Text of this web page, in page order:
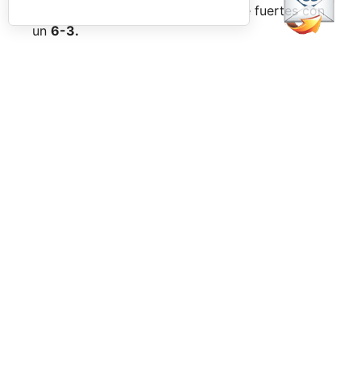
ventaja que ampliaron para hacerse fuertes con
un6-3.